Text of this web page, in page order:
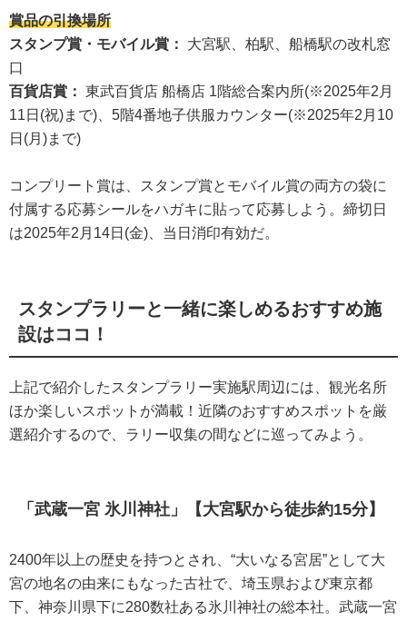
賞品の引換場所
スタンプ賞・モバイル賞：
大宮駅、柏駅、船橋駅の改札窓
口
百貨店賞： 東武百貨店 船橋店 1階総合案内所(※2025年2月
11日(祝)まで)、5階4番地子供服カウンター(※2025年2月10
日(月)まで)
コンプリート賞は、スタンプ賞とモバイル賞の両方の袋に
付属する応募シールをハガキに貼って応募しよう。締切日
は2025年2月14日(金)、当日消印有効だ。
スタンプラリーと一緒に楽しめるおすすめ施
設はココ！
上記で紹介したスタンプラリー実施駅周辺には、観光名所
ほか楽しいスポットが満載！近隣のおすすめスポットを厳
選紹介するので、ラリー収集の間などに巡ってみよう。
「武蔵一宮 氷川神社」【大宮駅から徒歩約15分】
2400年以上の歴史を持つとされ、“大いなる宮居”として大
宮の地名の由来にもなった古社で、埼玉県および東京都
下、神奈川県下に280数社ある氷川神社の総本社。武蔵一宮